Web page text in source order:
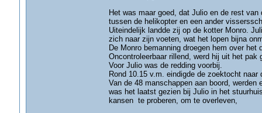
Het was maar goed, dat Julio en de rest
tussen de helikopter en een ander
Uiteindelijk landde zij op de kotter Monro.
zich naar zijn voeten, wat het lopen bijna
De Monro bemanning droegen hem over
Oncontroleerbaar rillend, werd hij uit het pak
Voor Julio was de redding voorbij.
Rond 10.15 v.m. eindigde de zoektocht
Van de 48 manschappen aan boord,
was het laatst gezien bij Julio in het
kansen te proberen, om te overleven,